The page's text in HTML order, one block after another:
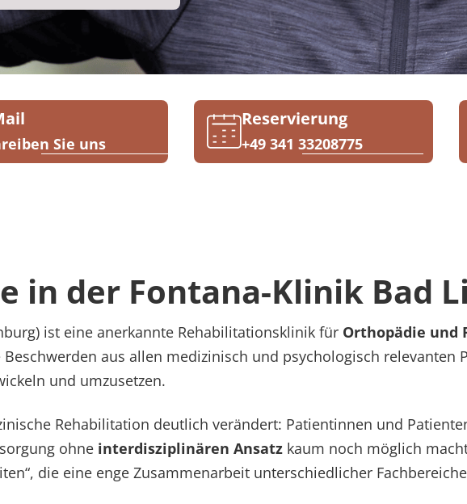
Sie uns
Reservierung
+49 341 33208775
in der Fontana-Klinik Bad
ist eine anerkannte Rehabilitationsklinik für Orthopädie und
aus allen medizinisch und psychologisch relevanten
und umzusetzen.
Rehabilitation deutlich verändert: Patientinnen und
ohne interdisziplinären Ansatz kaum noch möglich
die eine enge Zusammenarbeit unterschiedlicher